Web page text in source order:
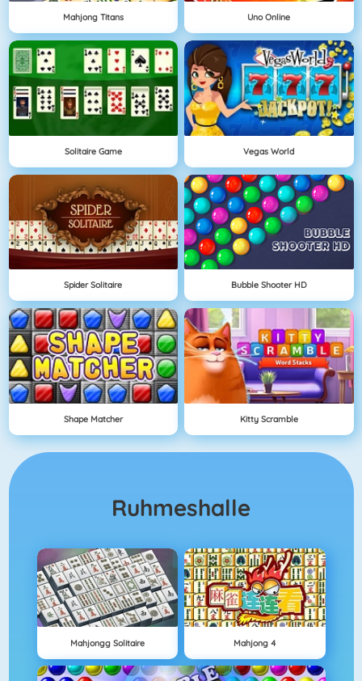
Mahjong Titans Uno Online
Solitaire Game Vegas World
Spider Solitaire Bubble Shooter HD
Shape Matcher Kitty Scramble
Ruhmeshalle
Mahjongg Solitaire Mahjong 4